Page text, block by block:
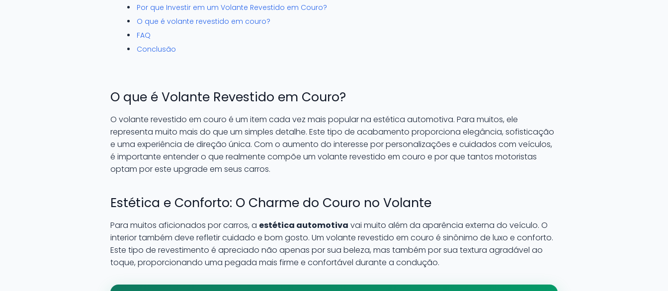
Por que Investir em um Volante Revestido em Couro?
O que é volante revestido em couro?
FAQ
Conclusão
O que é Volante Revestido em Couro?
O volante revestido em couro é um item cada vez mais popular na estética automotiva. Para muitos, ele
representa muito mais do que um simples detalhe. Este tipo de acabamento proporciona elegância, sofisticação
e uma experiência de direção única. Com o aumento do interesse por personalizações e cuidados com veículos,
é importante entender o que realmente compõe um volante revestido em couro e por que tantos motoristas
optam por este upgrade em seus carros.
Estética e Conforto: O Charme do Couro no Volante
Para muitos aficionados por carros, a estética automotiva vai muito além da aparência externa do veículo. O
interior também deve refletir cuidado e bom gosto. Um volante revestido em couro é sinônimo de luxo e conforto.
Este tipo de revestimento é apreciado não apenas por sua beleza, mas também por sua textura agradável ao
toque, proporcionando uma pegada mais firme e confortável durante a condução.